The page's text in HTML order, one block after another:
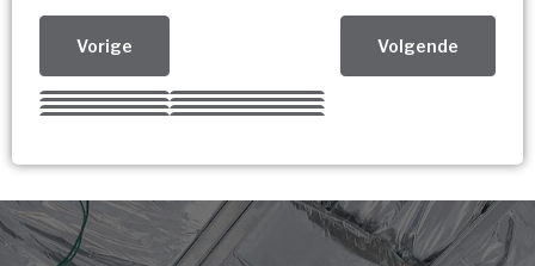
Vorige Volgende
Kies uw Isolatiemaatregel
Meerdere keuzes mogelijk
Isolatiemaatregel
Vorige Volgende
U komt in aanmerking voor
subsidie!